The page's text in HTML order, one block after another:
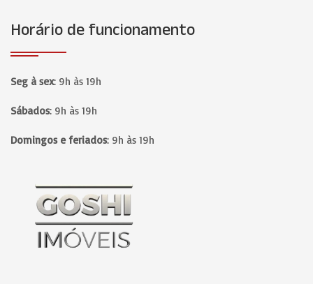
Horário de funcionamento
Seg à sex: 9h às 19h
Sábados: 9h às 19h
Domingos e feriados: 9h às 19h
Página inicial